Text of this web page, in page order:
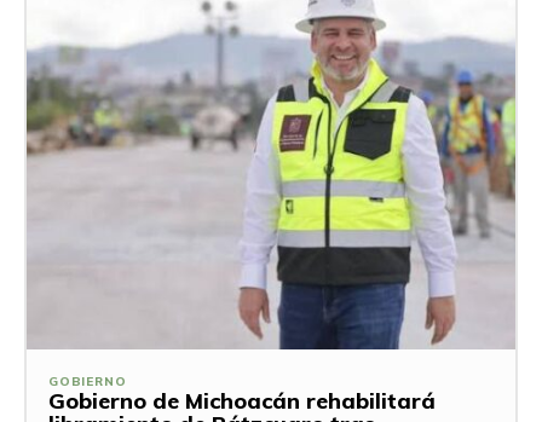
GOBIERNO
Gobierno de Michoacán rehabilitará